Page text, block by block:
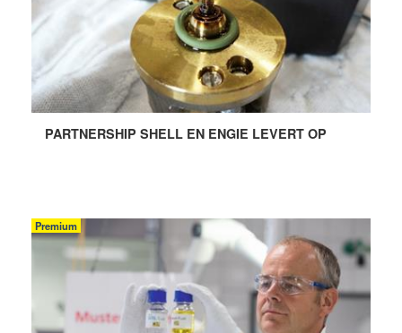
PARTNERSHIP SHELL EN ENGIE LEVERT OP
Premium